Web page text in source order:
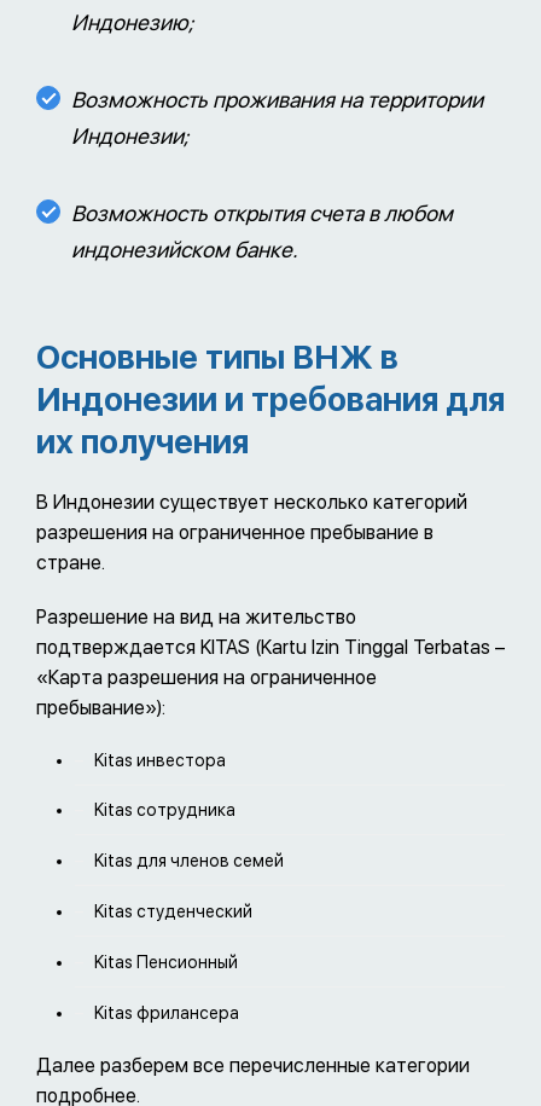
Индонезию;
Возможность проживания на территории
Индонезии;
Возможность открытия счета в любом
индонезийском банке.
Основные типы ВНЖ в
Индонезии и требования для
их получения
В Индонезии существует несколько категорий
разрешения на ограниченное пребывание в
стране.
Разрешение на вид на жительство
подтверждается KITAS (Kartu Izin Tinggal Terbatas –
«Карта разрешения на ограниченное
пребывание»):
Kitas инвестора
Kitas сотрудника
Kitas для членов семей
Kitas студенческий
Kitas Пенсионный
Kitas фрилансера
Далее разберем все перечисленные категории
подробнее.